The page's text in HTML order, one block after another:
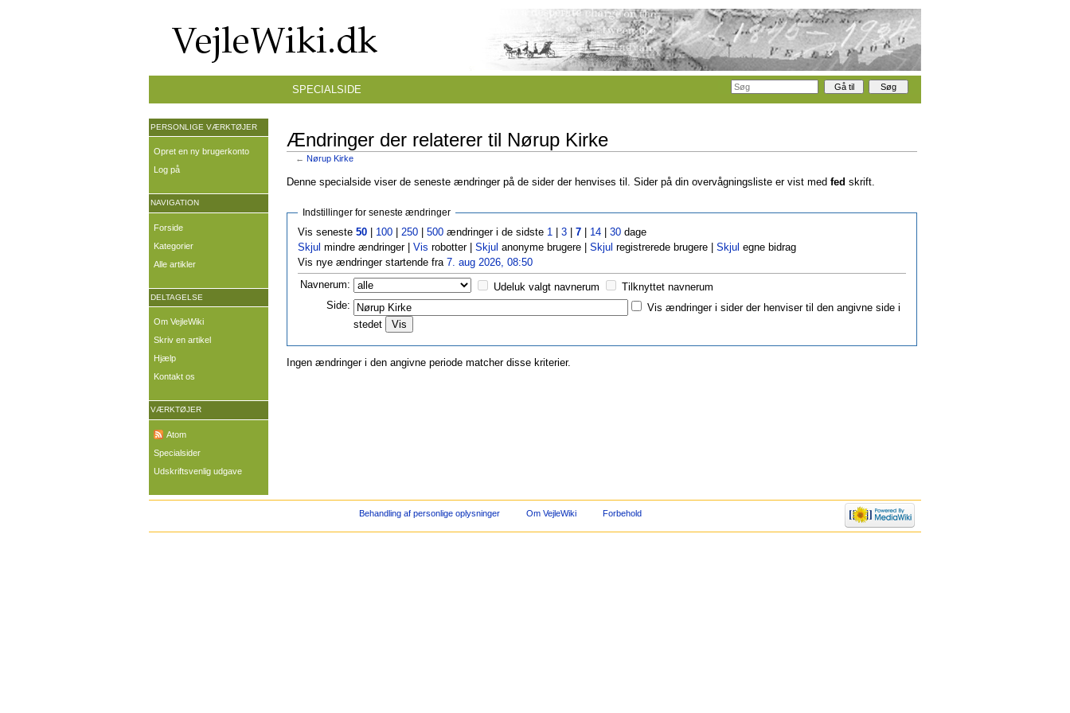
Ændringer der relaterer til Nørup Kirke
← Nørup Kirke
Denne specialside viser de seneste ændringer på de sider der henvises til. Sider på din overvågningsliste er vist med fed skrift.
Indstillinger for seneste ændringer
Vis seneste 50| 100| 250| 500ændringer i de sidste 1| 3| 7| 14| 30dage
Skjul mindre ændringer | Vis robotter | Skjul anonyme brugere | Skjul registrerede brugere | Skjul egne bidrag
Vis nye ændringer startende fra 7. aug 2026, 08:50
Navnerum: Udeluk valgt navnerum
Tilknyttet navnerum
Side:
Vis ændringer i sider der henviser til den angivne side i
stedet
Ingen ændringer i den angivne periode matcher disse kriterier.
SPECIALSIDE
PERSONLIGE VÆRKTØJER
Opret en ny brugerkonto
Log på
NAVIGATION
Forside
Kategorier
Alle artikler
DELTAGELSE
Om VejleWiki
Skriv en artikel
Hjælp
Kontakt os
VÆRKTØJER
Atom
Specialsider
Udskriftsvenlig udgave
Behandling af personlige oplysninger Om VejleWiki Forbehold